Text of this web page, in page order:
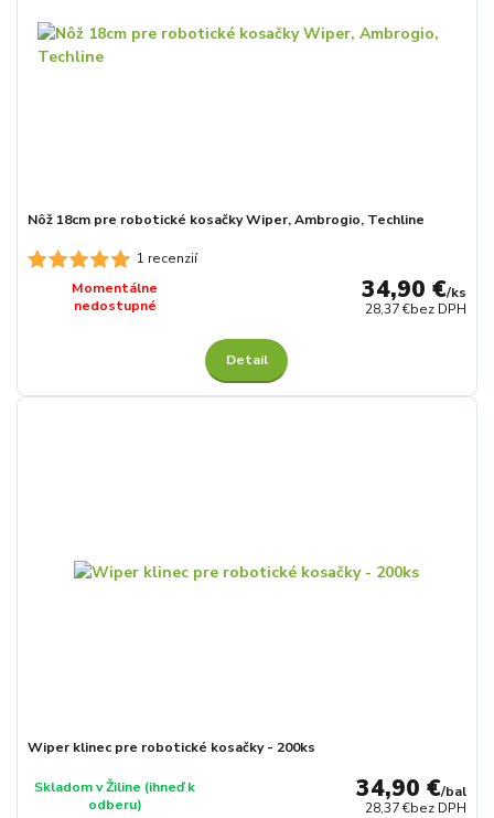
1 recenzií
Nôž 18cm pre robotické kosačky Wiper, Ambrogio, Techline
34,90 €/ks
28,37 €bez DPH
Momentálne
nedostupné
Detail
Wiper klinec pre robotické kosačky - 200ks
34,90 €/bal
28,37 €bez DPH
Skladom v Žiline (ihneď k
odberu)